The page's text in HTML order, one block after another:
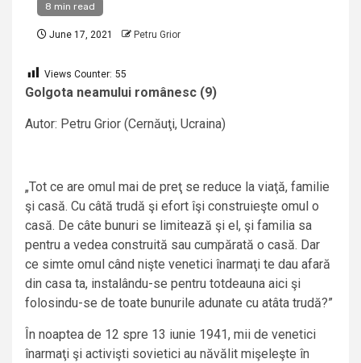
8 min read
June 17, 2021 Petru Grior
Views Counter: 55
Golgota neamului românesc (9)
Autor: Petru Grior (Cernăuţi, Ucraina)
„Tot ce are omul mai de preţ se reduce la viaţă, familie
şi casă. Cu câtă trudă şi efort îşi construieşte omul o
casă. De câte bunuri se limitează şi el, şi familia sa
pentru a vedea construită sau cumpărată o casă. Dar
ce simte omul când nişte venetici înarmaţi te dau afară
din casa ta, instalându-se pentru totdeauna aici şi
folosindu-se de toate bunurile adunate cu atâta trudă?”
În noaptea de 12 spre 13 iunie 1941, mii de venetici
înarmaţi şi activişti sovietici au năvălit mişeleşte în